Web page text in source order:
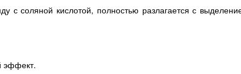
с соляной кислотой, полностью разлагается с
эффект.